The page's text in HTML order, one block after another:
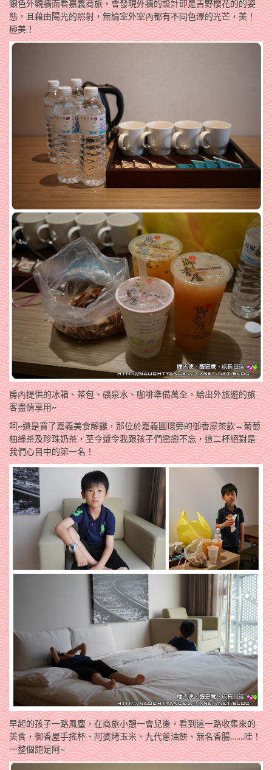
銀色外觀牆面看嘉義商旅，會發現外牆的設計即是吉野櫻花的的姿
態，且藉由陽光的照射，無論室外室內都有不同色澤的光芒，美！
極美！
房內提供的冰箱、茶包、礦泉水、咖啡準備萬全，給出外旅遊的旅
客盡情享用~
呵~還是買了嘉義美食解饞，那位於嘉義圓環旁的御香屋茶飲→葡萄
柚綠茶及珍珠奶茶，至今還令我跟孩子們戀戀不忘，這二杯絕對是
我們心目中的第一名！
早起的孩子一路風塵，在商旅小憩一會兒後，看到這一路收集來的
美食，御香屋手搖杯、阿婆烤玉米、九代蔥油餅、無名香腸…….哇！
一整個飽足阿~